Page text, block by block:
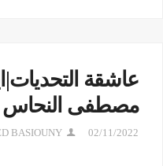
عاشقة
مصطفى النحاس
02/11/2022
BASIOUNY